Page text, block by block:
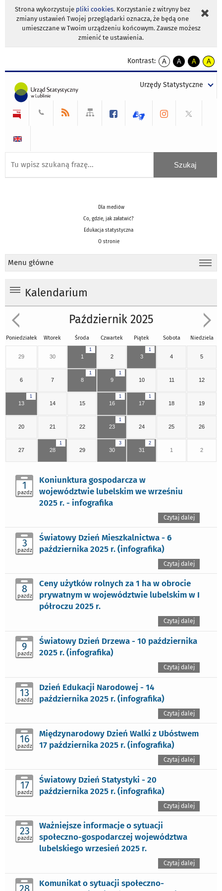
Strona wykorzystuje pliki cookies. Korzystanie z witryny bez
zmiany ustawień Twojej przeglądarki oznacza, że będą one
umieszczane w Twoim urządzeniu końcowym. Zawsze możesz
zmienić te ustawienia.
Kontrast:
A
kontrast
A
kontrast
tekst
czarnym
A
kontrast
tekst
czarnym
A
tekst
żółtym
Urzędy Statystyczne
Dla mediów
Co, gdzie, jak załatwić?
Edukacja statystyczna
O stronie
Menu główne
Kalendarium
Październik 2025
Poniedziałek Wtorek Środa Czwartek Piątek Sobota Niedziela
29 30
1
1 2
1
3 4 5
6 7
1
8
1
9 10 11 12
1
13 14 15
1
16
1
17 18 19
20 21 22
1
23 24 25 26
27
1
28 29
3
30
2
31 1 2
1
pazdz
Koniunktura gospodarcza w
województwie lubelskim we wrześniu
2025 r. - infografika
Czytaj dalej
3
pazdz
Światowy Dzień Mieszkalnictwa - 6
października 2025 r. (infografika)
Czytaj dalej
8
pazdz
Ceny użytków rolnych za 1 ha w obrocie
prywatnym w województwie lubelskim w I
półroczu 2025 r.
Czytaj dalej
9
pazdz
Światowy Dzień Drzewa - 10 października
2025 r. (infografika)
Czytaj dalej
13
pazdz
Dzień Edukacji Narodowej - 14
października 2025 r. (infografika)
Czytaj dalej
16
pazdz
Międzynarodowy Dzień Walki z Ubóstwem
17 października 2025 r. (infografika)
Czytaj dalej
17
pazdz
Światowy Dzień Statystyki - 20
października 2025 r. (infografika)
Czytaj dalej
23
pazdz
Ważniejsze informacje o sytuacji
społeczno-gospodarczej województwa
lubelskiego wrzesień 2025 r.
Czytaj dalej
Komunikat o sytuacji społeczno-